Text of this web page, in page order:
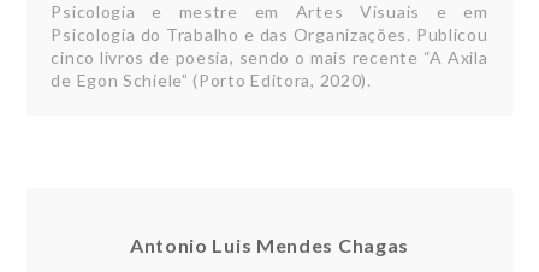
Psicologia e mestre em Artes Visuais e em
Psicologia do Trabalho e das Organizações. Publicou
cinco livros de poesia, sendo o mais recente “A Axila
de Egon Schiele” (Porto Editora, 2020).
Antonio Luis Mendes Chagas